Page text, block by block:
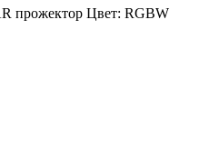
прожектор Цвет: RGBW